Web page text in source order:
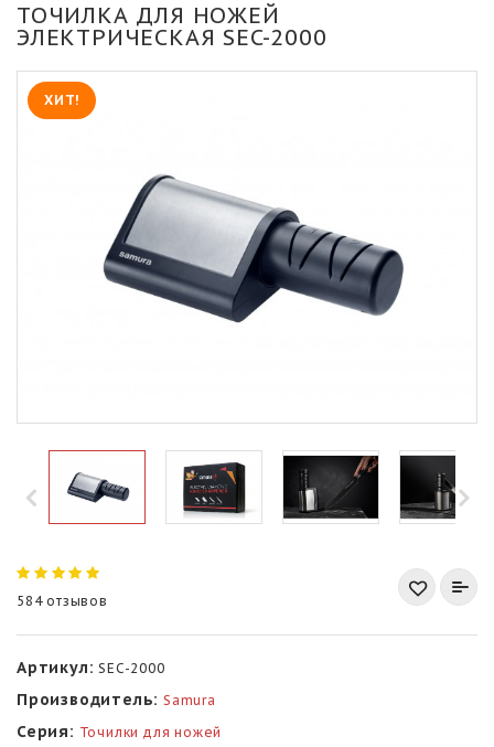
ТОЧИЛКА ДЛЯ НОЖЕЙ
ЭЛЕКТРИЧЕСКАЯ SEC-2000
ХИТ!
584 отзывов
Артикул: SEC-2000
Производитель: Samura
Серия: Точилки для ножей